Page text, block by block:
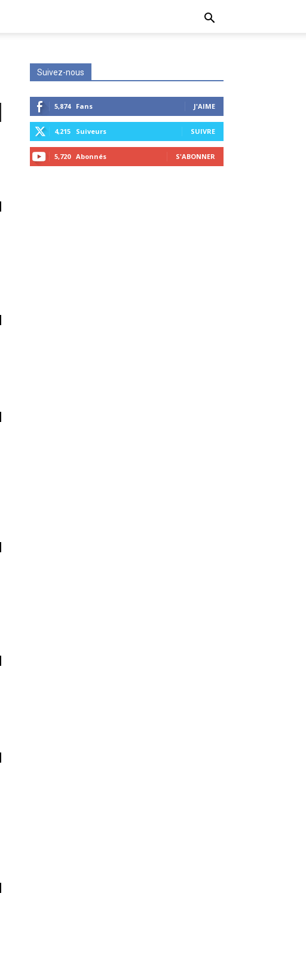
Suivez-nous
5,874 Fans J'AIME
4,215 Suiveurs SUIVRE
5,720 Abonnés S'ABONNER